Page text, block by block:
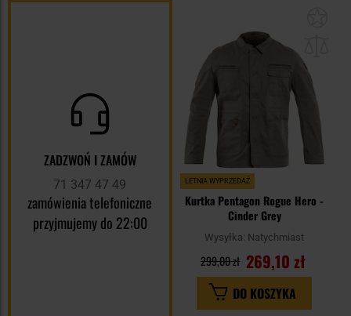
ZADZWOŃ I ZAMÓW
71 347 47 49
zamówienia telefoniczne
przyjmujemy do 22:00
LETNIA WYPRZEDAŻ
Kurtka Pentagon Rogue Hero -
Cinder Grey
Wysyłka: Natychmiast
269,10 zł
299,00 zł
DO KOSZYKA